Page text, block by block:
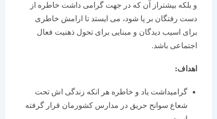
و بلکه بیشتراز آن که در جهت گرامی داشت خاطره از
دست رفتگان بر پا شود، می ایستد تا ارامش خاطری
برای اسیب دیدگان و مبنایی برای تحول ذهنیت فعال
اجتماعی باشد.
اهداف:
گرامیداشت یاد و خاطره هر انکه زندگی اش تحت
شعاع سوانح حریق در مدارس کشورمان قرار گرفته